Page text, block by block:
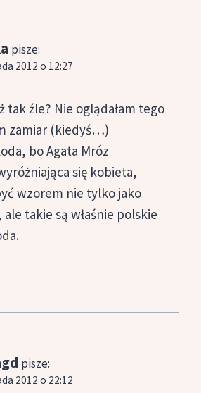
pisze:
2012 o 12:27
tak źle? Nie oglądałam tego
zamiar (kiedyś…)
bo Agata Mróz
się kobieta,
wzorem nie tylko jako
takie są właśnie polskie
pisze:
2012 o 22:12